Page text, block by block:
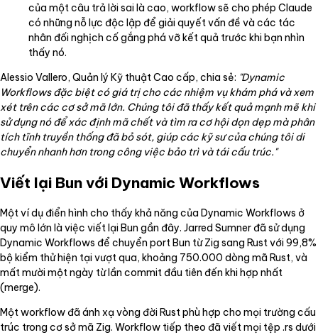
của một câu trả lời sai là cao, workflow sẽ cho phép Claude
có những nỗ lực độc lập để giải quyết vấn đề và các tác
nhân đối nghịch cố gắng phá vỡ kết quả trước khi bạn nhìn
thấy nó.
Alessio Vallero, Quản lý Kỹ thuật Cao cấp, chia sẻ: "Dynamic
Workflows đặc biệt có giá trị cho các nhiệm vụ khám phá và xem
xét trên các cơ sở mã lớn. Chúng tôi đã thấy kết quả mạnh mẽ khi
sử dụng nó để xác định mã chết và tìm ra cơ hội dọn dẹp mà phân
tích tĩnh truyền thống đã bỏ sót, giúp các kỹ sư của chúng tôi di
chuyển nhanh hơn trong công việc bảo trì và tái cấu trúc."
Viết lại Bun với Dynamic Workflows
Một ví dụ điển hình cho thấy khả năng của Dynamic Workflows ở
quy mô lớn là việc viết lại Bun gần đây. Jarred Sumner đã sử dụng
Dynamic Workflows để chuyển port Bun từ Zig sang Rust với 99,8%
bộ kiểm thử hiện tại vượt qua, khoảng 750.000 dòng mã Rust, và
mất mười một ngày từ lần commit đầu tiên đến khi hợp nhất
(merge).
Một workflow đã ánh xạ vòng đời Rust phù hợp cho mọi trường cấu
trúc trong cơ sở mã Zig. Workflow tiếp theo đã viết mọi tệp .rs dưới